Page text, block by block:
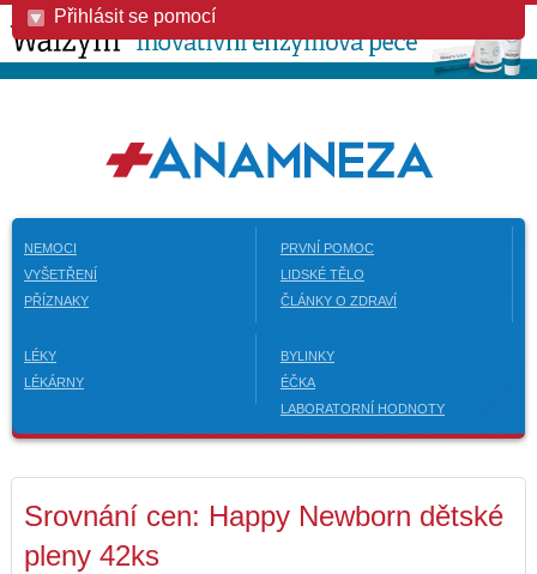
Přihlásit se pomocí
NEMOCI
VYŠETŘENÍ
PŘÍZNAKY
PRVNÍ POMOC
LIDSKÉ TĚLO
ČLÁNKY O ZDRAVÍ
LÉKY
LÉKÁRNY
BYLINKY
ÉČKA
LABORATORNÍ HODNOTY
Srovnání cen: Happy Newborn dětské
pleny 42ks